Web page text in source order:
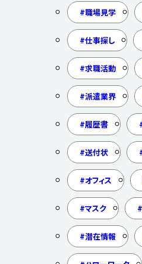
職場見学
仕事探し
求職活動
派遣業界
履歴書
送付状
オフィス
マスク
潜在情報